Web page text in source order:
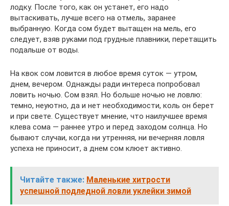
лодку. После того, как он устанет, его надо
вытаскивать, лучше всего на отмель, заранее
выбранную. Когда сом будет вытащен на мель, его
следует, взяв руками под грудные плавники, перетащить
подальше от воды.
На квок сом ловится в любое время суток — утром,
днем, вечером. Однажды ради интереса попробовал
ловить ночью. Сом взял. Но больше ночью не ловлю:
темно, неуютно, да и нет необходимости, коль он берет
и при свете. Существует мнение, что наилучшее время
клева сома — раннее утро и перед заходом солнца. Но
бывают случаи, когда ни утренняя, ни вечерняя ловля
успеха не приносит, а днем сом клюет активно.
Читайте также: Маленькие хитрости
успешной подледной ловли уклейки зимой